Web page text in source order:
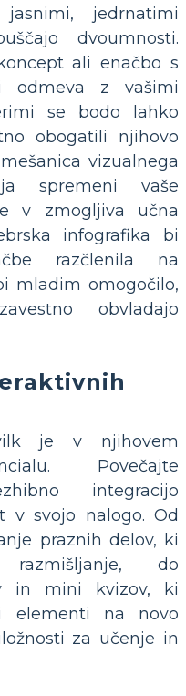
jedrnatimi
dvoumnosti.
ali enačbo s
odmeva z vašimi
se bodo lahko
obogatili njihovo
vizualnega
spremeni vaše
v zmogljiva učna
infografika bi
razčlenila na
mladim omogočilo,
obvladajo
je v njihovem
Povečajte
integracijo
v svojo nalogo. Od
praznih delov, ki
do
in mini kvizov, ki
elementi na novo
za učenje in